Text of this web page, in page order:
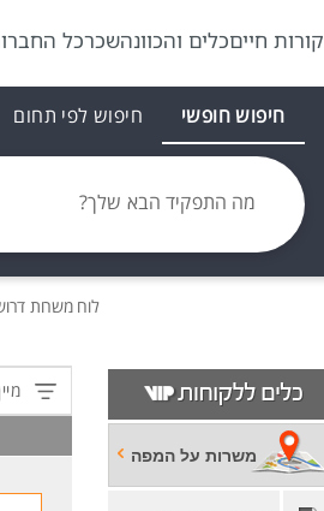
קורות חייםכלים והכוונהשכרכל
חיפוש חופשי חיפוש לפי תחום
מה התפקיד הבא שלך?
לוח משרות
משרות על המפה